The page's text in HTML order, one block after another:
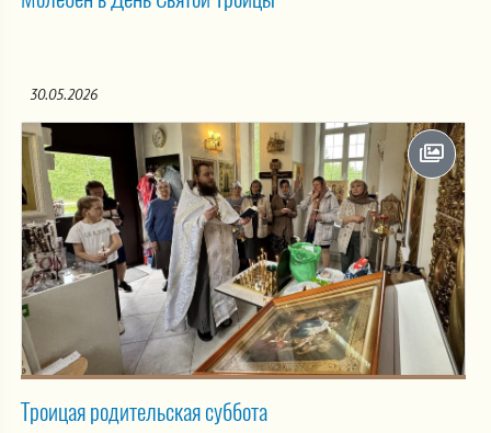
30.05.2026
Троицая родительская суббота